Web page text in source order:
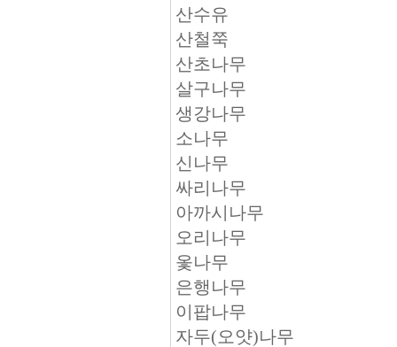
산수유
산철쭉
산초나무
살구나무
생강나무
소나무
신나무
싸리나무
아까시나무
오리나무
옻나무
은행나무
이팝나무
자두(오얏)나무